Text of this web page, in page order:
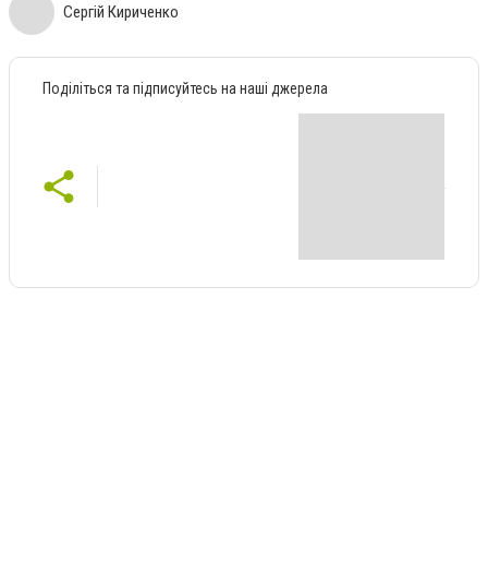
Сергій Кириченко
Поділіться та підписуйтесь на наші джерела